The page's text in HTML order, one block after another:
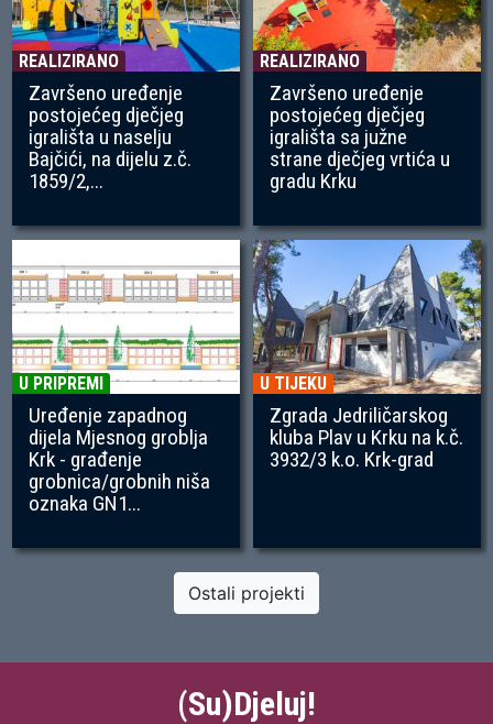
REALIZIRANO
Završeno uređenje
postojećeg dječjeg
igrališta u naselju
Bajčići, na dijelu z.č.
1859/2,...
REALIZIRANO
Završeno uređenje
postojećeg dječjeg
igrališta sa južne
strane dječjeg vrtića u
gradu Krku
U PRIPREMI
Uređenje zapadnog
dijela Mjesnog groblja
Krk - građenje
grobnica/grobnih niša
oznaka GN1...
U TIJEKU
Zgrada Jedriličarskog
kluba Plav u Krku na k.č.
3932/3 k.o. Krk-grad
Ostali projekti
(Su)Djeluj!